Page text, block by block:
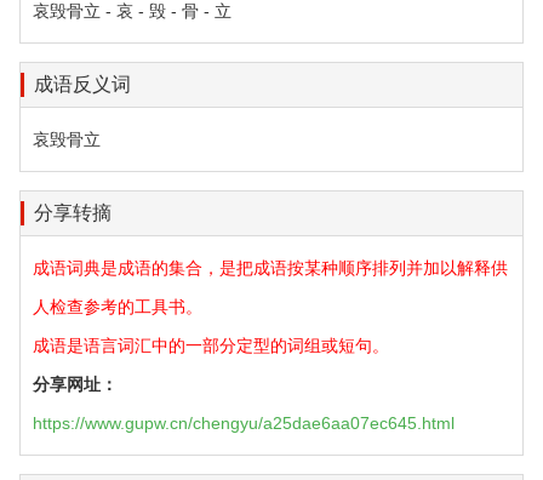
哀毁骨立 - 哀 - 毁 - 骨 - 立
成语反义词
哀毁骨立
分享转摘
成语词典是成语的集合，是把成语按某种顺序排列并加以解释供
人检查参考的工具书。
成语是语言词汇中的一部分定型的词组或短句。
分享网址：
https://www.gupw.cn/chengyu/a25dae6aa07ec645.html